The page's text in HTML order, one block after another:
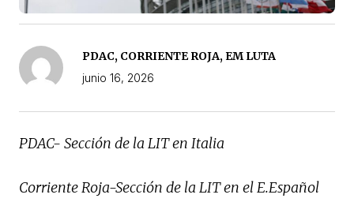
PDAC, CORRIENTE ROJA, EM LUTA
junio 16, 2026
PDAC- Sección de la LIT en Italia
Corriente Roja-Sección de la LIT en el E.Español